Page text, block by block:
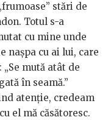
stări de
Totul s-a
cu mine unde
nașpa cu ai lui, care
mută atât de
în seamă.”
atenție, credeam
el mă căsătoresc.